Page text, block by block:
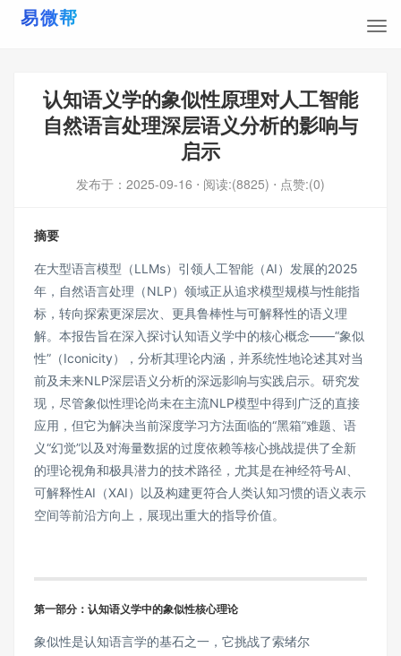
认知语义学的象似性原理对人工智能
自然语言处理深层语义分析的影响与
启示
发布于： 2025-09-16 ⋅ 阅读:(8825) ⋅ 点赞:(0)
摘要
在大型语言模型（LLMs）引领人工智能（AI）发展的2025
年，自然语言处理（NLP）领域正从追求模型规模与性能指
标，转向探索更深层次、更具鲁棒性与可解释性的语义理
解。本报告旨在深入探讨认知语义学中的核心概念——“象似
性”（Iconicity），分析其理论内涵，并系统性地论述其对当
前及未来NLP深层语义分析的深远影响与实践启示。研究发
现，尽管象似性理论尚未在主流NLP模型中得到广泛的直接
应用，但它为解决当前深度学习方法面临的“黑箱”难题、语
义“幻觉”以及对海量数据的过度依赖等核心挑战提供了全新
的理论视角和极具潜力的技术路径，尤其是在神经符号AI、
可解释性AI（XAI）以及构建更符合人类认知习惯的语义表示
空间等前沿方向上，展现出重大的指导价值。
第一部分：认知语义学中的象似性核心理论
象似性是认知语言学的基石之一，它挑战了索绪尔